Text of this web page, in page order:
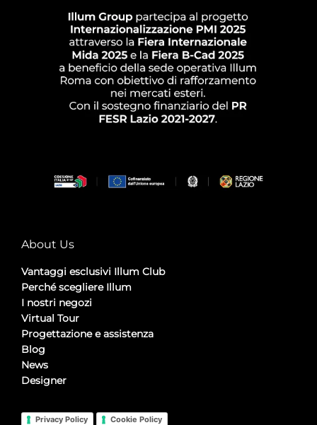
About Us
Vantaggi esclusivi Illum Club
Perché scegliere Illum
I nostri negozi
Virtual Tour
Progettazione e assistenza
Blog
News
Designer
Privacy Policy Cookie Policy